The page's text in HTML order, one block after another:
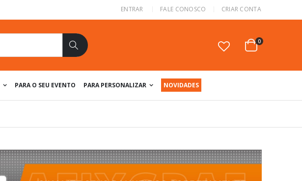
ENTRAR FALE CONOSCO CRIAR CONTA
Cart
0itens
PARA O SEU EVENTO PARA PERSONALIZAR NOVIDADES